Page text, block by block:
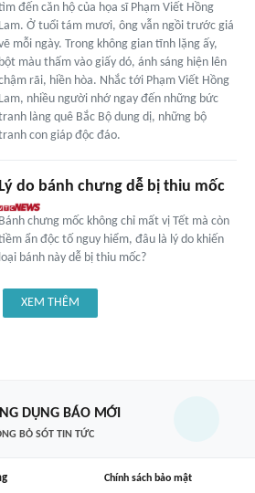
đến căn hộ của họa sĩ Phạm Viết Hồng
Lam. Ở tuổi tám mươi, ông vẫn ngồi trước giá
mỗi ngày. Trong không gian tĩnh lặng ấy,
bột màu thấm vào giấy dó, ánh sáng hiện lên
rãi, hiền hòa. Nhắc tới Phạm Viết Hồng
Lam, nhiều người nhớ ngay đến những bức
làng quê Bắc Bộ dung dị, những bộ
con giáp độc đáo.
Lý do bánh chưng dễ bị thiu mốc
Bánh chưng mốc không chỉ mất vị Tết mà còn
ẩn độc tố nguy hiểm, đâu là lý do khiến
loại bánh này dễ bị thiu mốc?
XEM THÊM
DỤNG BÁO MỚI
BỎ SÓT TIN TỨC
Chính sách bảo mật